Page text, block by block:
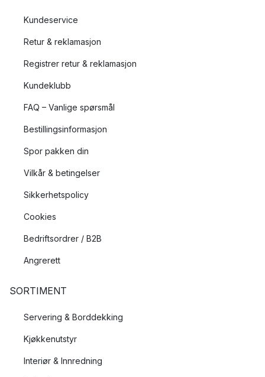
Kundeservice
Retur & reklamasjon
Registrer retur & reklamasjon
Kundeklubb
FAQ – Vanlige spørsmål
Bestillingsinformasjon
Spor pakken din
Vilkår & betingelser
Sikkerhetspolicy
Cookies
Bedriftsordrer / B2B
Angrerett
SORTIMENT
Servering & Borddekking
Kjøkkenutstyr
Interiør & Innredning